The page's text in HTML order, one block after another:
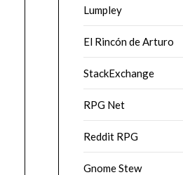
Lumpley
El Rincón de Arturo
StackExchange
RPG Net
Reddit RPG
Gnome Stew